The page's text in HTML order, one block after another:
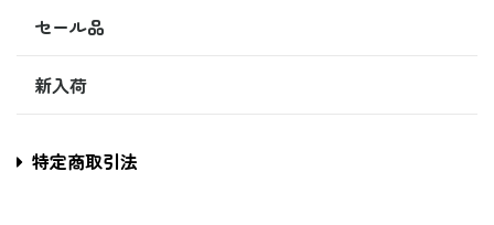
セール品
新入荷
特定商取引法